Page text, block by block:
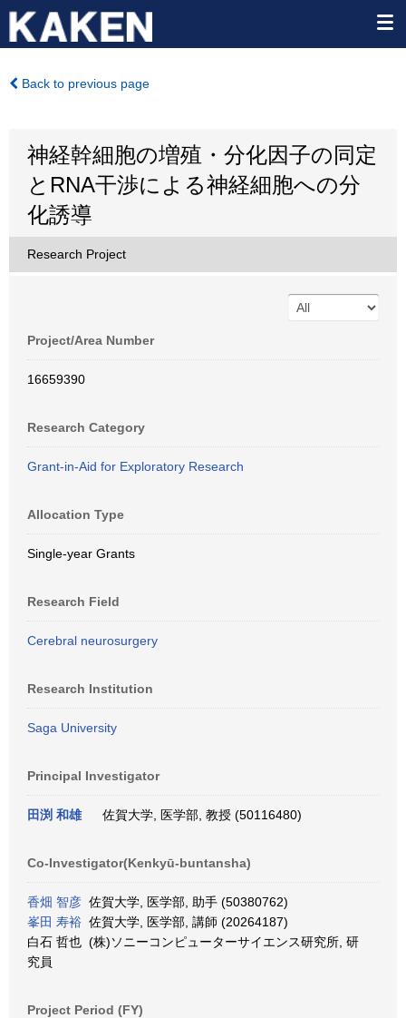
Back to previous page
神経幹細胞の増殖・分化因子の同定
とRNA干渉による神経細胞への分
化誘導
Research Project
Project/Area Number
16659390
Research Category
Grant-in-Aid for Exploratory Research
Allocation Type
Single-year Grants
Research Field
Cerebral neurosurgery
Research Institution
Saga University
Principal Investigator
田渕 和雄 佐賀大学, 医学部, 教授 (50116480)
Co-Investigator(Kenkyū-buntansha)
香畑 智彦 佐賀大学, 医学部, 助手 (50380762)
峯田 寿裕 佐賀大学, 医学部, 講師 (20264187)
白石 哲也 (株)ソニーコンピューターサイエンス研究所, 研
究員
Project Period (FY)